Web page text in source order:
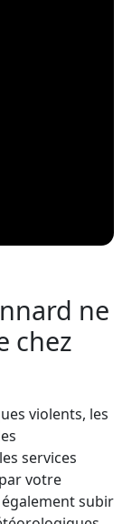
ne
chez
violents, les
services
votre
subir